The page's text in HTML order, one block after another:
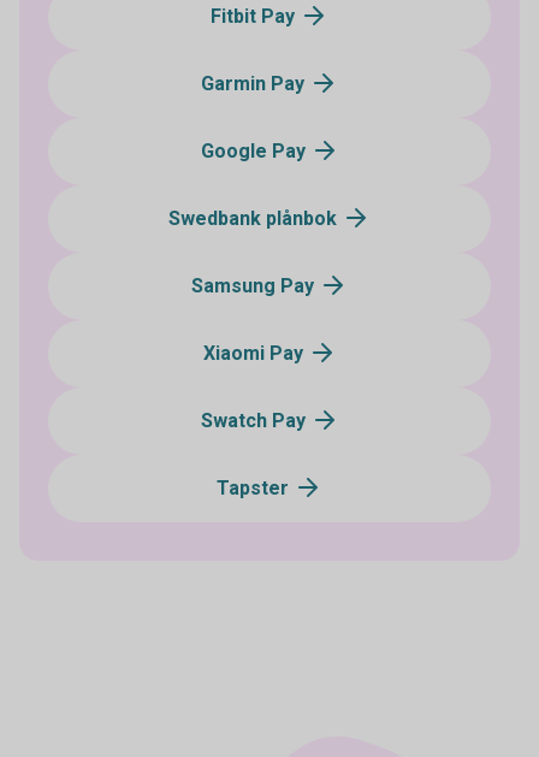
Fitbit Pay
Garmin Pay
Google Pay
Swedbank plånbok
Samsung Pay
Xiaomi Pay
Swatch Pay
Tapster